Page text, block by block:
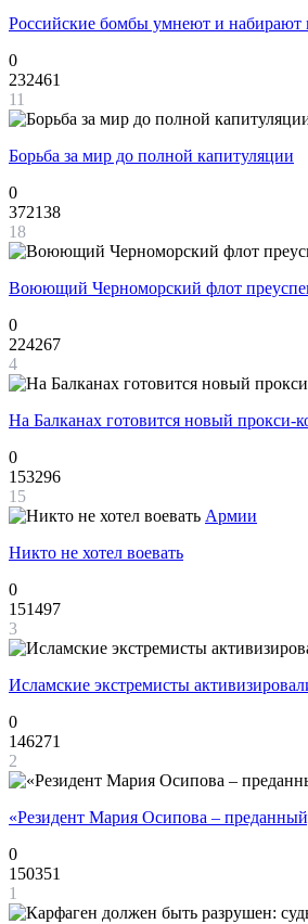
Российские бомбы умнеют и набирают
0
232461
11
Борьба за мир до полной капитуляции
0
372138
18
Воюющий Черноморский флот
0
224267
4
На Балканах готовится новый прокси-
0
153296
15
Армии
Никто не хотел воевать
0
151497
3
Исламские экстремисты
0
146271
2
«Резидент Мария Осипова –
0
150351
1